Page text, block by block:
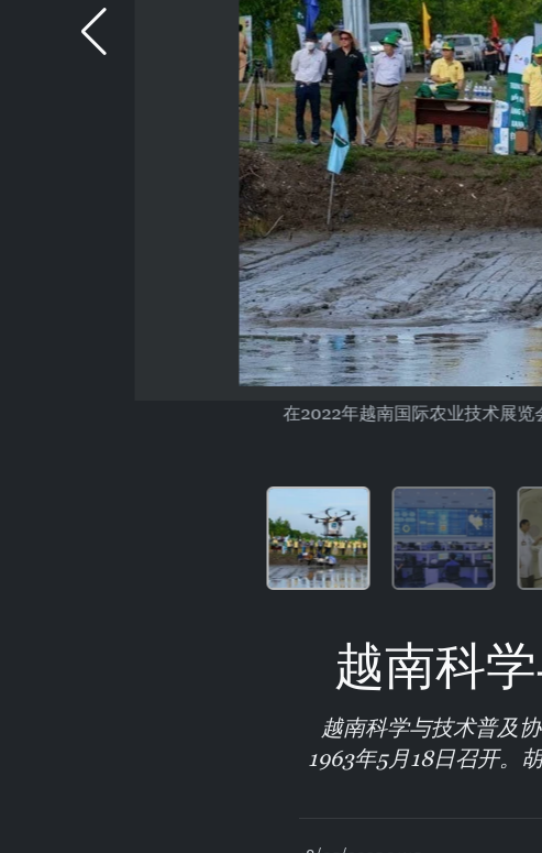
在2022年越南国际农业技术展
越南科
越南科学与技术普及
1963年5月18日召开。